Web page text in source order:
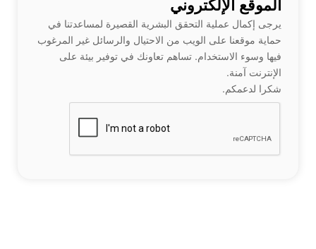
الموقع الإلكتروني
يرجى إكمال عملية التحقق البشرية القصيرة لمساعدتنا في
حماية موقعنا على الويب من الاحتيال والرسائل غير المرغوب
فيها وسوء الاستخدام. تساهم تعاونك في توفير بيئة على
الإنترنت آمنة.
شكرا لدعمكم.